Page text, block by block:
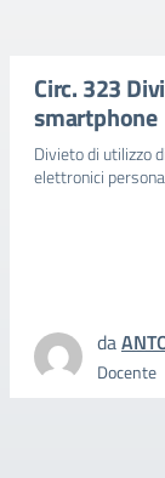
Circ. 323
smartphone
Divieto di utilizzo
elettronici
da
Docente